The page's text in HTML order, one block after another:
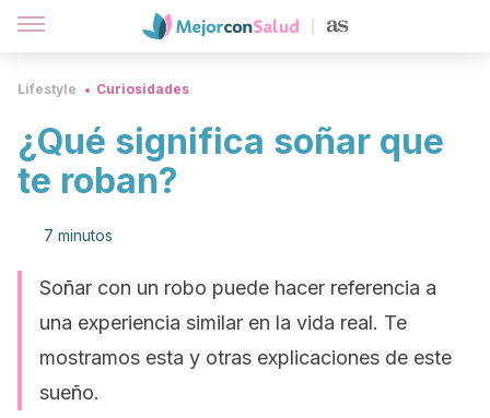
Lifestyle Curiosidades
¿Qué significa soñar que
te roban?
7 minutos
Soñar con un robo puede hacer referencia a
una experiencia similar en la vida real. Te
mostramos esta y otras explicaciones de este
sueño.